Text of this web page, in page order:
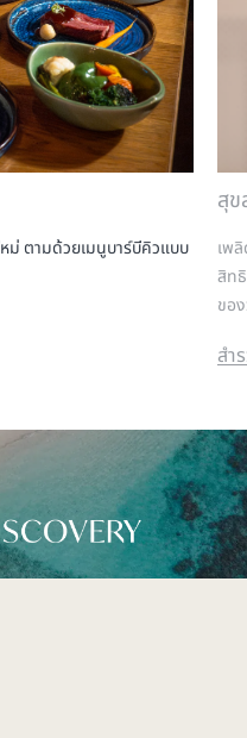
ม่ ตามด้วยเมนูบาร์บีคิวแบบ
สุข
เพ
สิท
ขอ
สำ